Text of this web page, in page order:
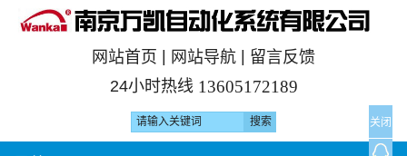
网站首页 网站导航
留言反馈
24小时热线 13605172189
关闭